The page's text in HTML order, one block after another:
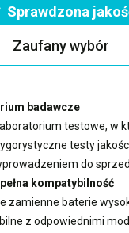
Sprawdzona
Zaufany wybór
badawcze
testowe, w
testy
do
kompatybilność
zamienne baterie
z odpowiednimi